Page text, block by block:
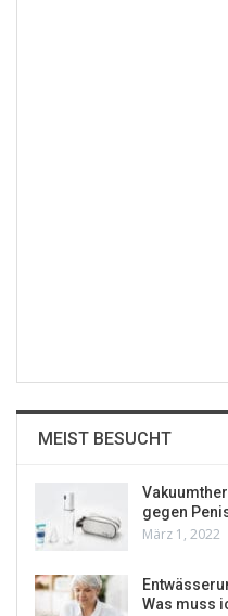
MEIST BESUCHT
gegen
März 1, 2022
Was muss